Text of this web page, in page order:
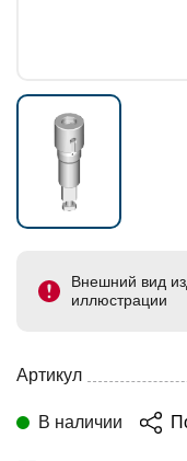
Внешний вид
иллюстрации
Артикул
В наличии